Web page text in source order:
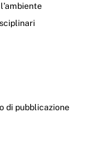
di pubblicazione